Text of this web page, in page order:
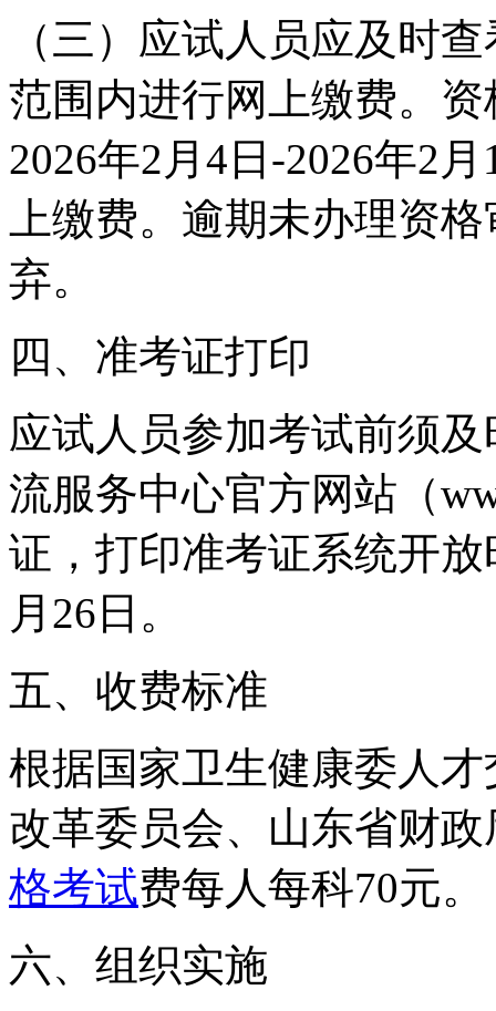
（三）应试人员应及时
范围内进行网上缴费。
2026年2月4日-2026年2
上缴费。逾期未办理资
弃。
四、准考证打印
应试人员参加考试前须
流服务中心官方网站（
证，打印准考证系统开放
月26日。
五、收费标准
根据国家卫生健康委人
改革委员会、山东省财
格考试费每人每科70元。
六、组织实施